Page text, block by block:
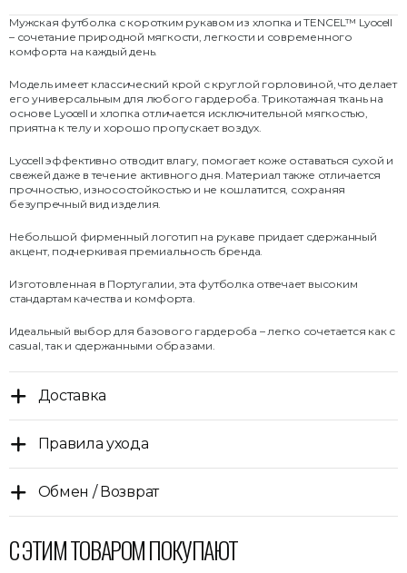
Мужская футболка с коротким рукавом из хлопка и TENCEL™ Lyocell
– сочетание природной мягкости, легкости и современного
комфорта на каждый день.
Модель имеет классический крой с круглой горловиной, что делает
его универсальным для любого гардероба. Трикотажная ткань на
основе Lyocell и хлопка отличается исключительной мягкостью,
приятна к телу и хорошо пропускает воздух.
Lyocell эффективно отводит влагу, помогает коже оставаться сухой и
свежей даже в течение активного дня. Материал также отличается
прочностью, износостойкостью и не кошлатится, сохраняя
безупречный вид изделия.
Небольшой фирменный логотип на рукаве придает сдержанный
акцент, подчеркивая премиальность бренда.
Изготовленная в Португалии, эта футболка отвечает высоким
стандартам качества и комфорта.
Идеальный выбор для базового гардероба – легко сочетается как с
casual, так и сдержанными образами.
Доставка
Правила ухода
Обмен / Возврат
С ЭТИМ ТОВАРОМ ПОКУПАЮТ